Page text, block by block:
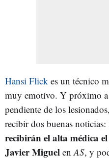
Hansi Flick es un técnico
muy emotivo. Y próximo
pendiente de los
recibir dos buenas noticias:
recibirán el alta médica
Javier Miguel en AS, y